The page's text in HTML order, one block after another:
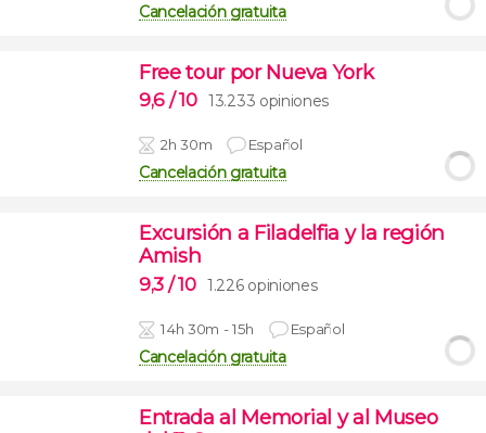
Cancelación gratuita
Free tour por Nueva York
9,6 / 10 13.233 opiniones
2h 30m Español
Cancelación gratuita
Excursión a Filadelfia y la región
Amish
9,3 / 10 1.226 opiniones
14h 30m - 15h Español
Cancelación gratuita
Entrada al Memorial y al Museo